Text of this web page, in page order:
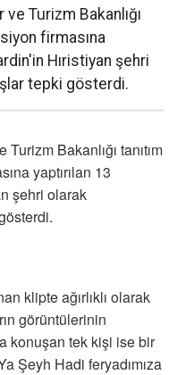
Turizm Bakanlığı
firmasına
Hıristiyan şehri
tepki gösterdi.
Bakanlığı tanıtım
yaptırılan 13
şehri olarak
klipte ağırlıklı olarak
görüntülerinin
konuşan tek kişi ise bir
Şeyh Hadi feryadımıza